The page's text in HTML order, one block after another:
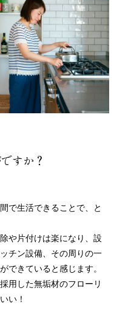
すか？
で生活できることで、と
や片付けは楽になり、設
チン設備、その周りの一
できていると感じます。
用した無垢材のフローリ
い！